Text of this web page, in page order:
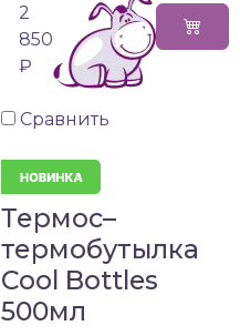
2
850
₽
Сравнить
Термос–
термобутылка
Cool Bottles
500мл